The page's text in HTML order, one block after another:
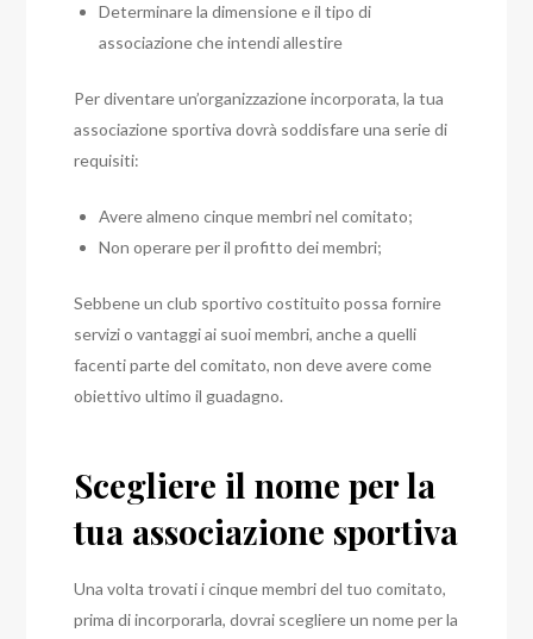
Determinare la dimensione e il tipo di
associazione che intendi allestire
Per diventare un’organizzazione incorporata, la tua
associazione sportiva dovrà soddisfare una serie di
requisiti:
Avere almeno cinque membri nel comitato;
Non operare per il profitto dei membri;
Sebbene un club sportivo costituito possa fornire
servizi o vantaggi ai suoi membri, anche a quelli
facenti parte del comitato, non deve avere come
obiettivo ultimo il guadagno.
Scegliere il nome per la
tua associazione sportiva
Una volta trovati i cinque membri del tuo comitato,
prima di incorporarla, dovrai scegliere un nome per la